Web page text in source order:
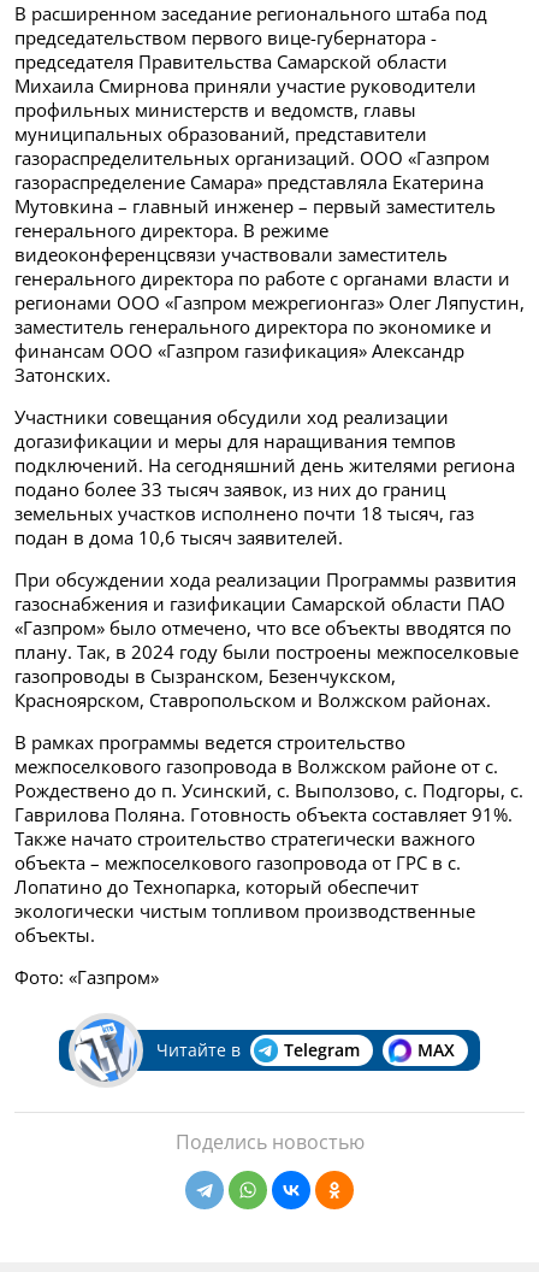
В расширенном заседание регионального штаба под
председательством первого вице-губернатора -
председателя Правительства Самарской области
Михаила Смирнова приняли участие руководители
профильных министерств и ведомств, главы
муниципальных образований, представители
газораспределительных организаций. ООО «Газпром
газораспределение Самара» представляла Екатерина
Мутовкина – главный инженер – первый заместитель
генерального директора. В режиме
видеоконференцсвязи участвовали заместитель
генерального директора по работе с органами власти и
регионами ООО «Газпром межрегионгаз» Олег Ляпустин,
заместитель генерального директора по экономике и
финансам ООО «Газпром газификация» Александр
Затонских.
Участники совещания обсудили ход реализации
догазификации и меры для наращивания темпов
подключений. На сегодняшний день жителями региона
подано более 33 тысяч заявок, из них до границ
земельных участков исполнено почти 18 тысяч, газ
подан в дома 10,6 тысяч заявителей.
При обсуждении хода реализации Программы развития
газоснабжения и газификации Самарской области ПАО
«Газпром» было отмечено, что все объекты вводятся по
плану. Так, в 2024 году были построены межпоселковые
газопроводы в Сызранском, Безенчукском,
Красноярском, Ставропольском и Волжском районах.
В рамках программы ведется строительство
межпоселкового газопровода в Волжском районе от с.
Рождествено до п. Усинский, с. Выползово, с. Подгоры, с.
Гаврилова Поляна. Готовность объекта составляет 91%.
Также начато строительство стратегически важного
объекта – межпоселкового газопровода от ГРС в с.
Лопатино до Технопарка, который обеспечит
экологически чистым топливом производственные
объекты.
Фото: «Газпром»
Читайте в Telegram MAX
Поделись новостью